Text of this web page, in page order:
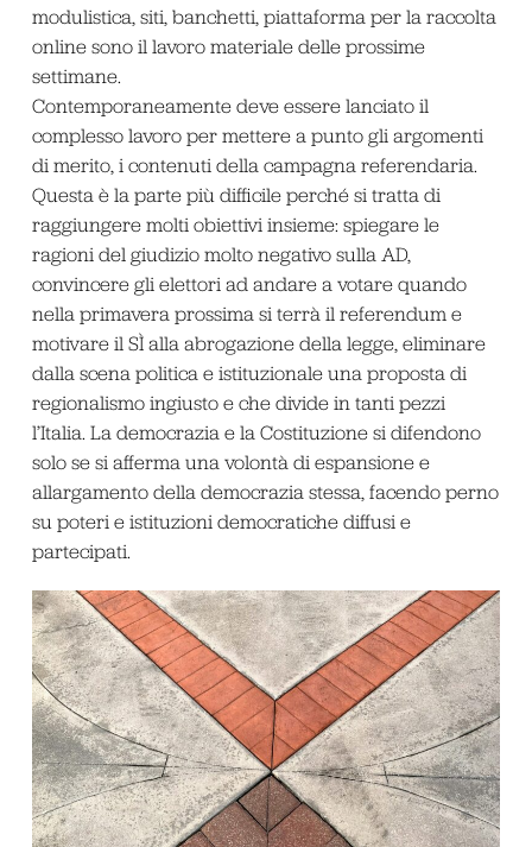
modulistica, siti, banchetti, piattaforma per la raccolta
online sono il lavoro materiale delle prossime
settimane.
Contemporaneamente deve essere lanciato il
complesso lavoro per mettere a punto gli argomenti
di merito, i contenuti della campagna referendaria.
Questa è la parte più difficile perché si tratta di
raggiungere molti obiettivi insieme: spiegare le
ragioni del giudizio molto negativo sulla AD,
convincere gli elettori ad andare a votare quando
nella primavera prossima si terrà il referendum e
motivare il SÌ alla abrogazione della legge, eliminare
dalla scena politica e istituzionale una proposta di
regionalismo ingiusto e che divide in tanti pezzi
l’Italia. La democrazia e la Costituzione si difendono
solo se si afferma una volontà di espansione e
allargamento della democrazia stessa, facendo perno
su poteri e istituzioni democratiche diffusi e
partecipati.